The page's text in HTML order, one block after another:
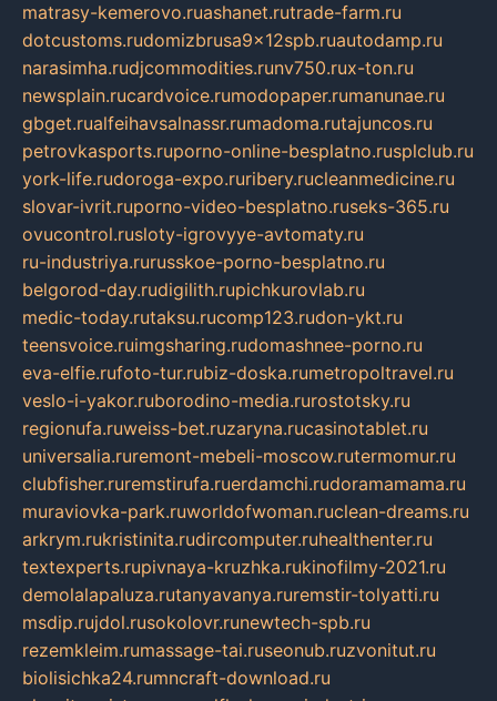
matrasy-kemerovo.ruashanet.rutrade-farm.ru
dotcustoms.rudomizbrusa9x12spb.ruautodamp.ru
narasimha.rudjcommodities.runv750.rux-ton.ru
newsplain.rucardvoice.rumodopaper.rumanunae.ru
gbget.rualfeihavsalnassr.rumadoma.rutajuncos.ru
petrovkasports.ruporno-online-besplatno.rusplclub.ru
york-life.rudoroga-expo.ruribery.rucleanmedicine.ru
slovar-ivrit.ruporno-video-besplatno.ruseks-365.ru
ovucontrol.rusloty-igrovyye-avtomaty.ru
ru-industriya.rurusskoe-porno-besplatno.ru
belgorod-day.rudigilith.rupichkurovlab.ru
medic-today.rutaksu.rucomp123.rudon-ykt.ru
teensvoice.ruimgsharing.rudomashnee-porno.ru
eva-elfie.rufoto-tur.rubiz-doska.rumetropoltravel.ru
veslo-i-yakor.ruborodino-media.rurostotsky.ru
regionufa.ruweiss-bet.ruzaryna.rucasinotablet.ru
universalia.ruremont-mebeli-moscow.rutermomur.ru
clubfisher.ruremstirufa.ruerdamchi.rudoramamama.ru
muraviovka-park.ruworldofwoman.ruclean-dreams.ru
arkrym.rukristinita.rudircomputer.ruhealthenter.ru
textexperts.rupivnaya-kruzhka.rukinofilmy-2021.ru
demolalapaluza.rutanyavanya.ruremstir-tolyatti.ru
msdip.rujdol.rusokolovr.runewtech-spb.ru
rezemkleim.rumassage-tai.ruseonub.ruzvonitut.ru
biolisichka24.rumncraft-download.ru